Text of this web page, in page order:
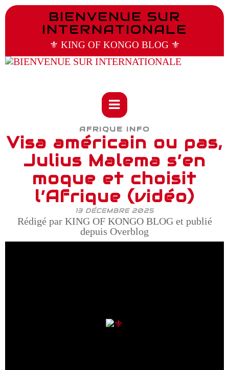
BIENVENUE SUR
INTERNATIONALE
⚜️ KING OF KONGO BLOG ⚜️
AFRIQUE INFO
Visa américain ou pas,
Julius Malema s’en
moque et choisit
l’Afrique (vidéo)
13 DÉCEMBRE 2025
Rédigé par KING OF KONGO BLOG et publié
depuis Overblog